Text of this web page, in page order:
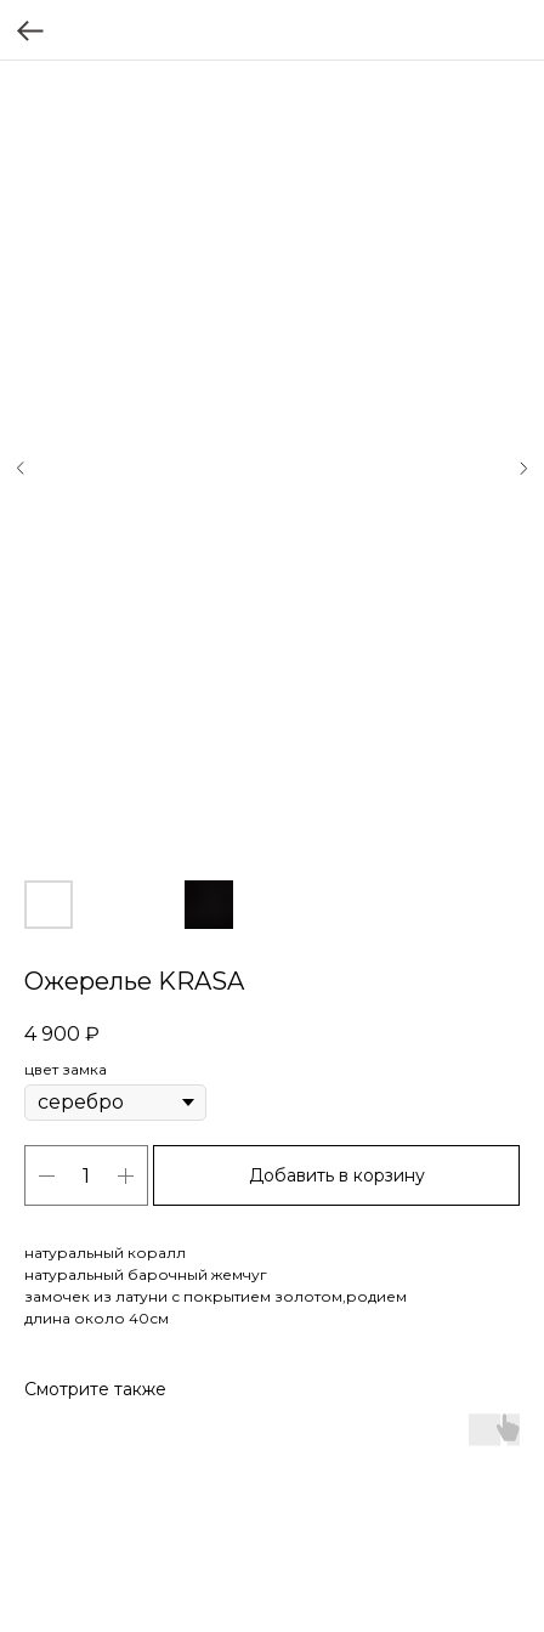
Ожерелье KRASA
4 900 ₽
цвет замка
Добавить в корзину
натуральный коралл
натуральный барочный жемчуг
замочек из латуни с покрытием золотом,родием
длина около 40см
Смотрите также